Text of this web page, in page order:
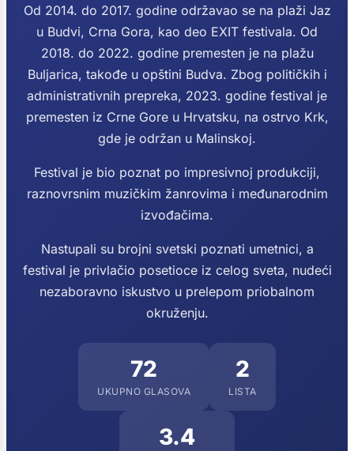
Od 2014. do 2017. godine održavao se na plaži Jaz
u Budvi, Crna Gora, kao deo EXIT festivala. Od
2018. do 2022. godine premesten je na plažu
Buljarica, takođe u opštini Budva. Zbog političkih i
administrativnih prepreka, 2023. godine festival je
premesten iz Crne Gore u Hrvatsku, na ostrvo Krk,
gde je održan u Malinskoj.
Festival je bio poznat po impresivnoj produkciji,
raznovrsnim muzičkim žanrovima i međunarodnim
izvođačima.
Nastupali su brojni svetski poznati umetnici, a
festival je privlačio posetioce iz celog sveta, nudeći
nezaboravno iskustvo u prelepom priobalnom
okruženju.
72
UKUPNO GLASOVA
2
LISTA
3.4